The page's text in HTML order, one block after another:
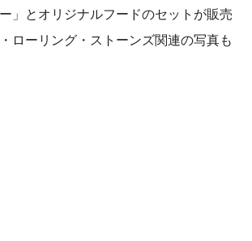
」とオリジナルフードのセットが販売
ローリング・ストーンズ関連の写真も